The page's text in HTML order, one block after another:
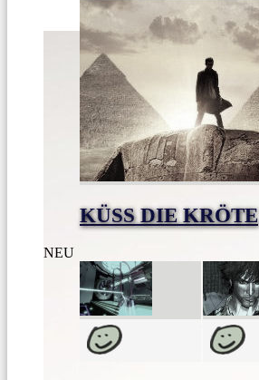
KÜSS DIE KRÖTE
NEU